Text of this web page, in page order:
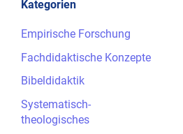
Kategorien
Empirische Forschung
Fachdidaktische Konzepte
Bibeldidaktik
Systematisch-
theologisches